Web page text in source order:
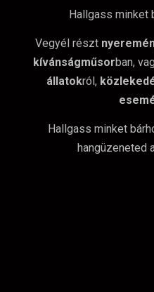
Hallgass minket
Vegyél részt
kívánságműsorban,
állatokról,
Hallgass minket
hangüzeneted